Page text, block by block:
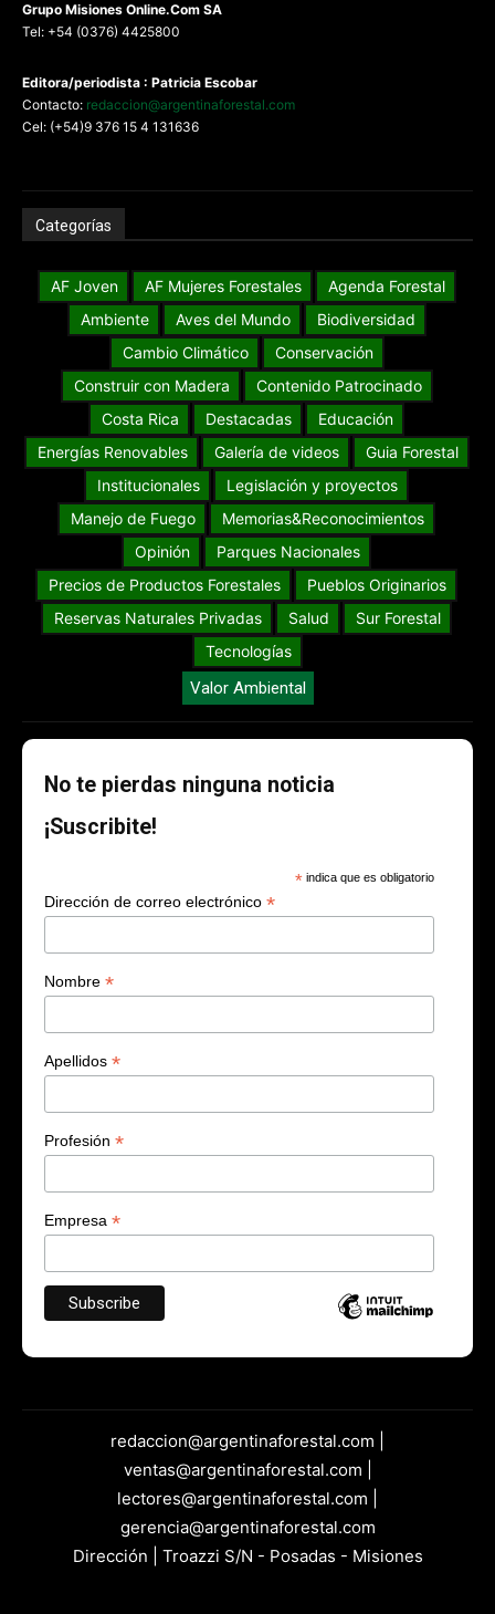
Grupo Misiones Online.Com SA
Tel: +54 (0376) 4425800
Editora/periodista : Patricia Escobar
Contacto: redaccion@argentinaforestal.com
Cel: (+54)9 376 15 4 131636
Categorías
AF Joven AF Mujeres Forestales
Agenda Forestal
Ambiente
Aves del Mundo
Biodiversidad
Cambio Climático
Conservación
Construir con Madera
Contenido Patrocinado
Costa Rica
Destacadas
Educación
Energías Renovables
Galería de videos
Guia Forestal
Institucionales
Legislación y proyectos
Manejo de Fuego
Memorias&Reconocimientos
Opinión
Parques Nacionales
Precios de Productos Forestales
Pueblos Originarios
Reservas Naturales Privadas
Salud
Sur Forestal
Tecnologías
Valor Ambiental
No te pierdas ninguna noticia
¡Suscribite!
* indica que es obligatorio
Dirección de correo electrónico *
Nombre *
Apellidos *
Profesión *
Empresa *
redaccion@argentinaforestal.com |
ventas@argentinaforestal.com |
lectores@argentinaforestal.com |
gerencia@argentinaforestal.com
Dirección | Troazzi S/N - Posadas - Misiones